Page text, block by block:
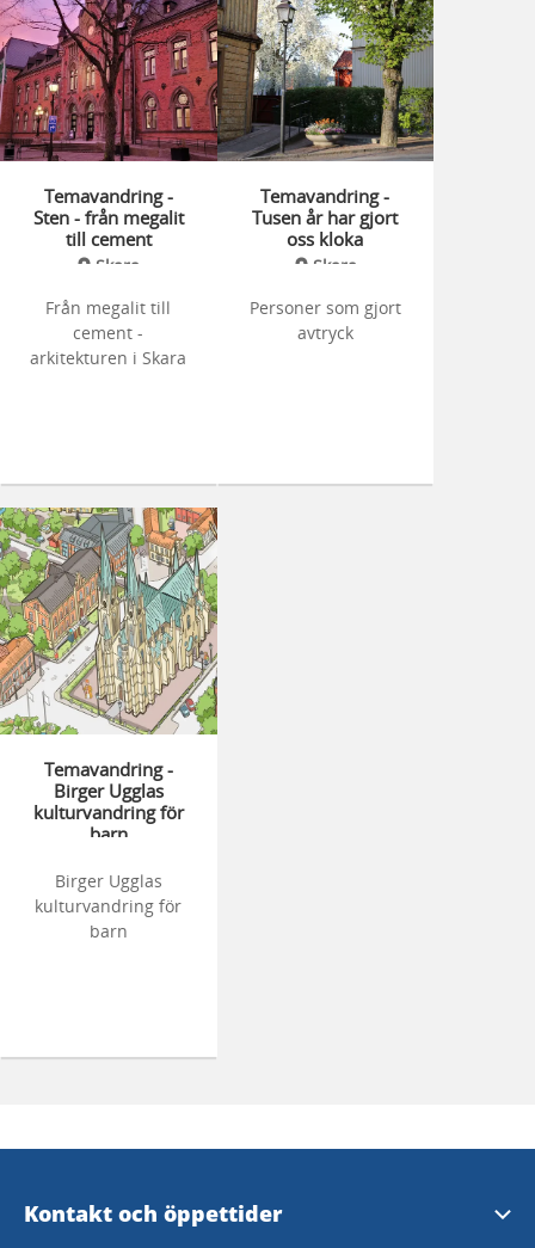
Temavandring -
Sten - från megalit
till cement
Skara
Från megalit till
cement -
arkitekturen i Skara
Temavandring -
Tusen år har gjort
oss kloka
Skara
Personer som gjort
avtryck
Temavandring -
Birger Ugglas
kulturvandring för
barn
Birger Ugglas
kulturvandring för
barn
Kontakt och öppettider